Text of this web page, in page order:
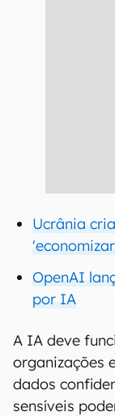
Ucrânia
OpenAI
por IA
A IA deve
organizações
dados
sensíveis